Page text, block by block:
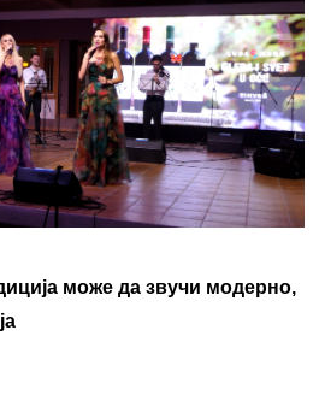
може да звучи модерно,